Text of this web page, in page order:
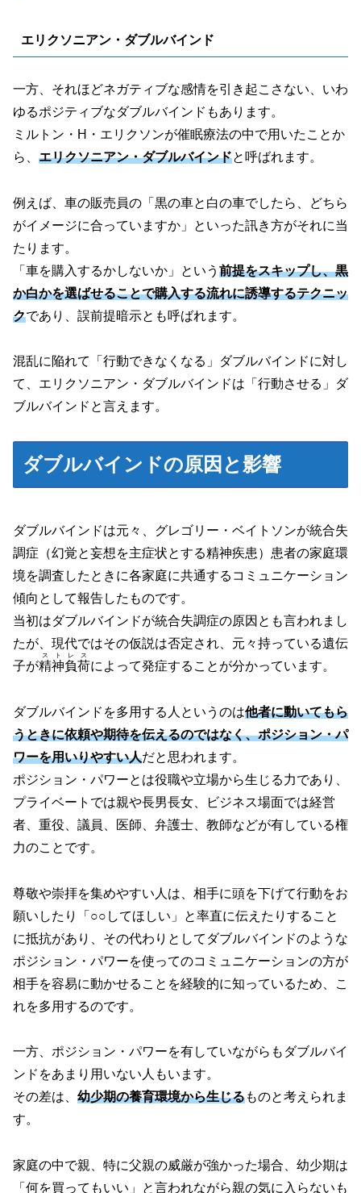
エリクソニアン・ダブルバインド
一方、それほどネガティブな感情を引き起こさない、いわ
ゆるポジティブなダブルバインドもあります。
ミルトン・H・エリクソンが催眠療法の中で用いたことか
ら、 エリクソニアン・ダブルバインドと呼ばれます。
例えば、車の販売員の「黒の車と白の車でしたら、どちら
がイメージに合っていますか」といった訊き方がそれに当
たります。
「車を購入するかしないか」という 前提をスキップし、黒
か白かを選ばせることで購入する流れに誘導するテクニッ
クであり、誤前提暗示とも呼ばれます。
混乱に陥れて「行動できなくなる」ダブルバインドに対し
て、エリクソニアン・ダブルバインドは「行動させる」ダ
ブルバインドと言えます。
ダブルバインドの原因と影響
ダブルバインドは元々、グレゴリー・ベイトソンが統合失
調症 （幻覚と妄想を主症状とする精神疾患） 患者の家庭環
境を調査したときに各家庭に共通するコミュニケーション
傾向として報告したものです。
当初はダブルバインドが統合失調症の原因とも言われまし
たが、現代ではその仮説は否定され、元々持っている遺伝
子が精神負荷
ストレス
によって発症することが分かっています。
ダブルバインドを多用する人というのは他者に動いてもら
うときに依頼や期待を伝えるのではなく、ポジション・パ
ワーを用いりやすい人だと思われます。
ポジション・パワーとは役職や立場から生じる力であり、
プライベートでは親や長男長女、ビジネス場面では経営
者、重役、議員、医師、弁護士、教師などが有している権
力のことです。
尊敬や崇拝を集めやすい人は、相手に頭を下げて行動をお
願いしたり「○○してほしい」と率直に伝えたりすること
に抵抗があり、その代わりとしてダブルバインドのような
ポジション・パワーを使ってのコミュニケーションの方が
相手を容易に動かせることを経験的に知っているため、こ
れを多用するのです。
一方、ポジション・パワーを有していながらもダブルバイ
ンドをあまり用いない人もいます。
その差は、 幼少期の養育環境から生じるものと考えられま
す。
家庭の中で親、特に父親の威厳が強かった場合、幼少期は
「何を買ってもいい」と言われながら親の気に入らないも